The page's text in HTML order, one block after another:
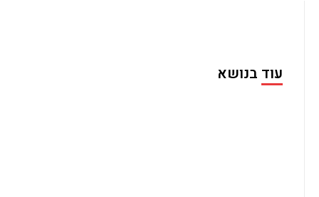
עוד בנושא